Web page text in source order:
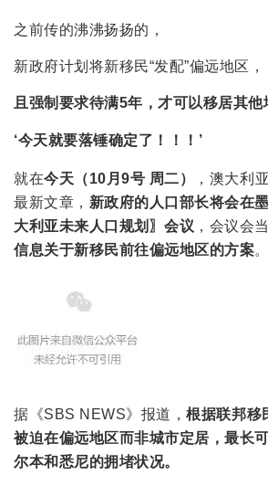
之前传的沸沸扬扬的，
新政府计划将新移民“发配”偏远地区，
且强制要求待满5年，才可以移居其他
‘今天就要落锤确定了！！！’
就在今天（10月9号 周二）
，澳大利
最新文章， 新政府的人口部长将会在
大利亚未来人口规划〗会议 ，会议会
信息关于新移民前往偏远地区的方案。
据《SBS NEWS》报道，根据联邦移
被迫在偏远地区而非城市定居，最长
尔本和悉尼的拥堵状况。